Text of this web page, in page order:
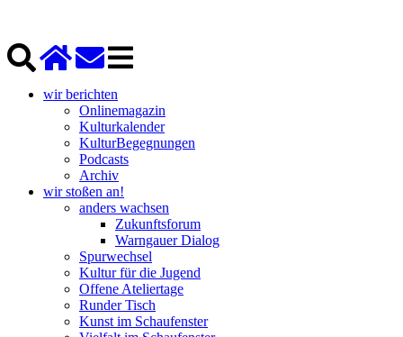
wir berichten
Onlinemagazin
Kulturkalender
KulturBegegnungen
Podcasts
Archiv
wir stoßen an!
anders wachsen
Zukunftsforum
Warngauer Dialog
Spurwechsel
Kultur für die Jugend
Offene Ateliertage
Runder Tisch
Kunst im Schaufenster